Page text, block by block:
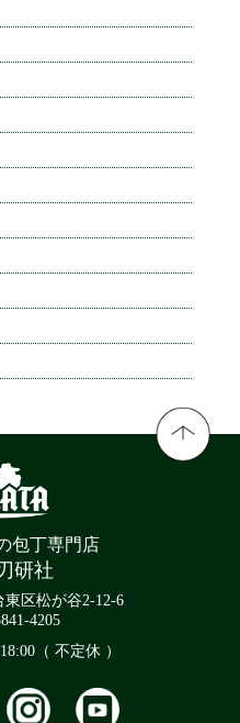
包丁専門店
研社
東区松が谷2-12-6
4205
（ 不定休 ）